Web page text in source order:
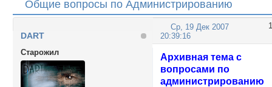
Общие вопросы по Администрированию
1
Ср, 19 Дек 2007
20:39:16
DART
Cтарожил
Архивная тема с
вопросами по
администрированию